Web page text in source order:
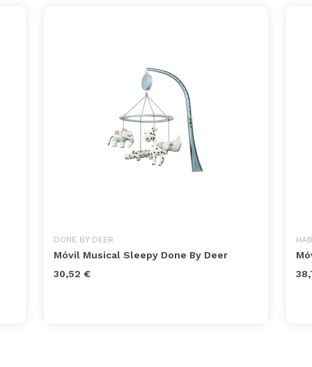
DONE BY DEER
Móvil Musical Sleepy Done By Deer
30,52 €